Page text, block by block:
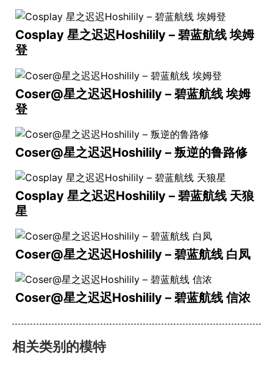
Cosplay 星之迟迟Hoshilily – 碧蓝航线 埃姆
登
Coser@星之迟迟Hoshilily – 碧蓝航线 埃姆
登
Coser@星之迟迟Hoshilily – 叛逆的鲁路修
Cosplay 星之迟迟Hoshilily – 碧蓝航线 天狼
星
Coser@星之迟迟Hoshilily – 碧蓝航线 白凤
Coser@星之迟迟Hoshilily – 碧蓝航线 信浓
相关类别的模特